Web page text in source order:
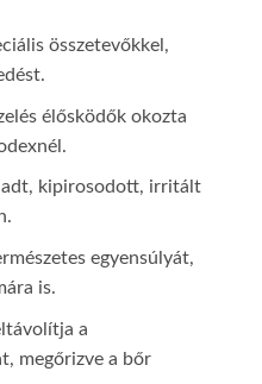
összetevőkkel,
élősködők okozta
kipirosodott, irritált
egyensúlyát,
is.
a
megőrizve a bőr